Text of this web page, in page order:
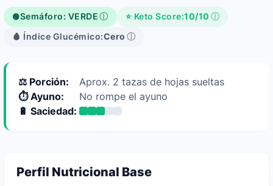
🟢Semáforo: VERDEⓘ ⭐ Keto Score:10/10 ⓘ
🩸 Índice Glucémico:Cero ⓘ
⚖️ Porción:
Aprox. 2 tazas de hojas sueltas
⏱️ Ayuno:
No rompe el ayuno
🔋 Saciedad:
Perfil Nutricional Base